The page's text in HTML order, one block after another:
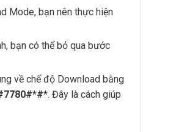
Mode, bạn nên thực hiện
bạn có thể bỏ qua bước
về chế độ Download bằng
. Đây là cách giúp